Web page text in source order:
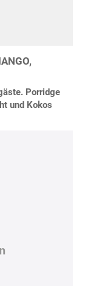
Porridge
und Kokos